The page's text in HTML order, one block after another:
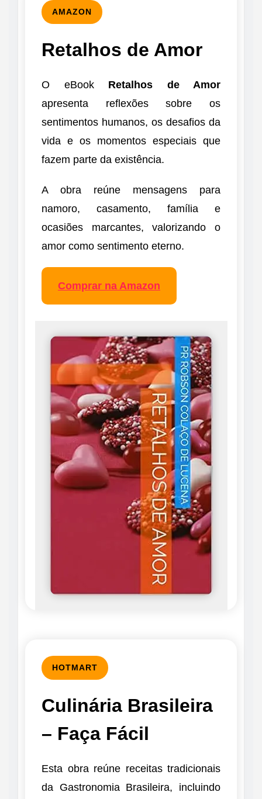
AMAZON
Retalhos de Amor
O eBook Retalhos de Amor
apresenta reflexões sobre os
sentimentos humanos, os desafios da
vida e os momentos especiais que
fazem parte da existência.
A obra reúne mensagens para
namoro, casamento, família e
ocasiões marcantes, valorizando o
amor como sentimento eterno.
Comprar na Amazon
HOTMART
Culinária Brasileira
– Faça Fácil
Esta obra reúne receitas tradicionais
da Gastronomia Brasileira, incluindo